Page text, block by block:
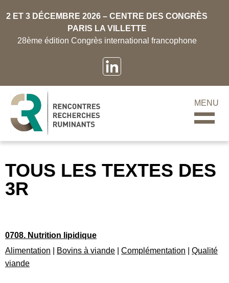
2 ET 3 DÉCEMBRE 2026 – CENTRE DES CONGRÈS
PARIS LA VILLETTE
28ème édition Congrès international francophone
MENU
TOUS LES TEXTES DES
3R
0708. Nutrition lipidique
Alimentation
Bovins à viande Complémentation
Qualité
viande